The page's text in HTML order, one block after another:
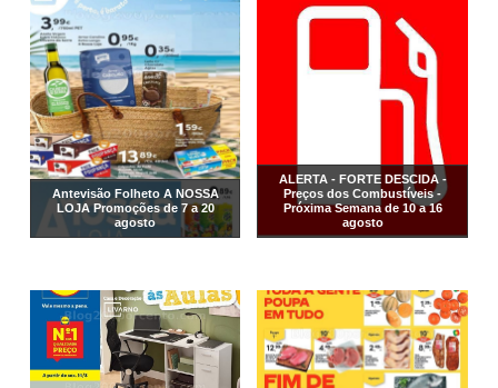
Antevisão Folheto A NOSSA
LOJA Promoções de 7 a 20
agosto
ALERTA - FORTE DESCIDA -
Preços dos Combustíveis -
Próxima Semana de 10 a 16
agosto